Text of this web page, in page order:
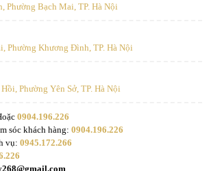
Phường Bạch Mai, TP. Hà Nội
Phường Khương Đình, TP. Hà Nội
Phường Yên Sở, TP. Hà Nội
0904.196.226
sóc khách hàng: 0904.196.226
vụ: 0945.172.266